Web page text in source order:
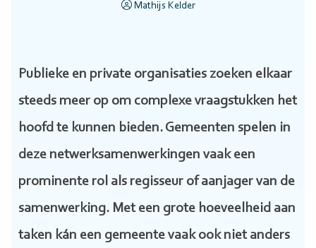
Mathijs Kelder
Publieke en private organisaties zoeken elkaar
steeds meer op om complexe vraagstukken het
hoofd te kunnen bieden. Gemeenten spelen in
deze netwerksamenwerkingen vaak een
prominente rol als regisseur of aanjager van de
samenwerking. Met een grote hoeveelheid aan
taken kán een gemeente vaak ook niet anders